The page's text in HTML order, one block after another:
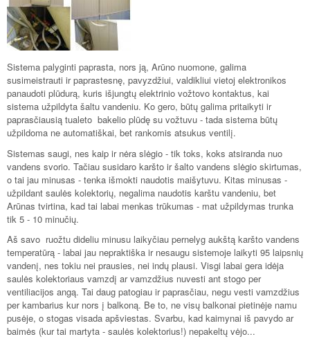
Sistema palyginti paprasta, nors ją, Arūno nuomone, galima
susimeistrauti ir paprastesnę, pavyzdžiui, valdikliui vietoj elektronikos
panaudoti plūdurą, kuris išjungtų elektrinio vožtovo kontaktus, kai
sistema užpildyta šaltu vandeniu. Ko gero, būtų galima pritaikyti ir
paprasčiausią tualeto bakelio plūdę su vožtuvu - tada sistema būtų
užpildoma ne automatiškai, bet rankomis atsukus ventilį.
Sistemas saugi, nes kaip ir nėra slėgio - tik toks, koks atsiranda nuo
vandens svorio. Tačiau susidaro karšto ir šalto vandens slėgio skirtumas,
o tai jau minusas - tenka išmokti naudotis maišytuvu. Kitas minusas -
užpildant saulės kolektorių, negalima naudotis karštu vandeniu, bet
Arūnas tvirtina, kad tai labai menkas trūkumas - mat užpildymas trunka
tik 5 - 10 minučių.
Aš savo ruožtu dideliu minusu laikyčiau pernelyg aukštą karšto vandens
temperatūrą - labai jau nepraktiška ir nesaugu sistemoje laikyti 95 laipsnių
vandenį, nes tokiu nei prausies, nei indų plausi. Visgi labai gera idėja
saulės kolektoriaus vamzdį ar vamzdžius nuvesti ant stogo per
ventiliacijos angą. Tai daug patogiau ir paprasčiau, negu vesti vamzdžius
per kambarius kur nors į balkoną. Be to, ne visų balkonai pietinėje namu
pusėje, o stogas visada apšviestas. Svarbu, kad kaimynai iš pavydo ar
baimės (kur tai martyta - saulės kolektorius!) nepakeltų vėjo...